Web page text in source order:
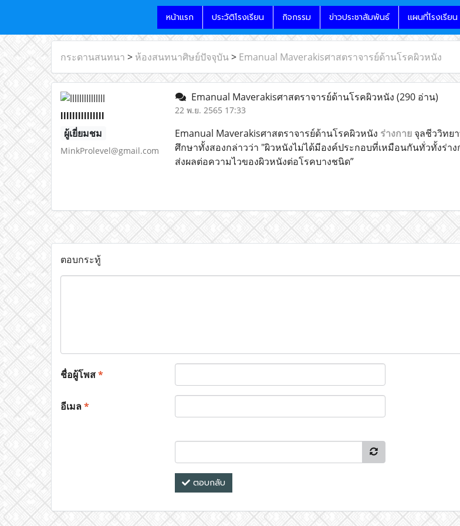
หน้าแรก ประวัติโรงเรียน กิจกรรม ข่าวประชาสัมพันธ์ แผนที่โรงเรียน
กระดานสนทนา > ห้องสนทนาศิษย์ปัจจุบัน> Emanual Maverakisศาสตราจารย์ด้านโรคผิวหนัง
lllllllllllllll
ผู้เยี่ยมชม
MinkProlevel@gmail.com
Emanual Maverakisศาสตราจารย์ด้านโรคผิวหนัง (290 อ่าน)
22 พ.ย. 2565 17:33
Emanual Maverakisศาสตราจารย์ด้านโรคผิวหนัง ร่างกายจุลชีววิทยา
ศึกษาทั้งสองกล่าวว่า "ผิวหนังไม่ได้มีองค์ประกอบที่เหมือนกันทั่วทั้งร่
ส่งผลต่อความไวของผิวหนังต่อโรคบางชนิด”
ตอบกระทู้
ชื่อผู้โพส*
อีเมล*
ตอบกลับ